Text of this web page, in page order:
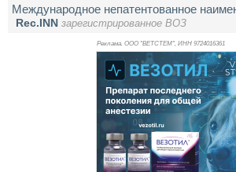
Международное непатентованное
Rec.INN зарегистрированное ВОЗ
Реклама. ООО "ВЕТСТЕМ", ИНН 9724016361